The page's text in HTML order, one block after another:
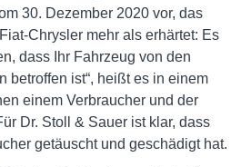
30. Dezember 2020 vor, das
Chrysler mehr als erhärtet: Es
dass Ihr Fahrzeug von den
betroffen ist“, heißt es in einem
einem Verbraucher und der
Dr. Stoll & Sauer ist klar, dass
getäuscht und geschädigt hat.